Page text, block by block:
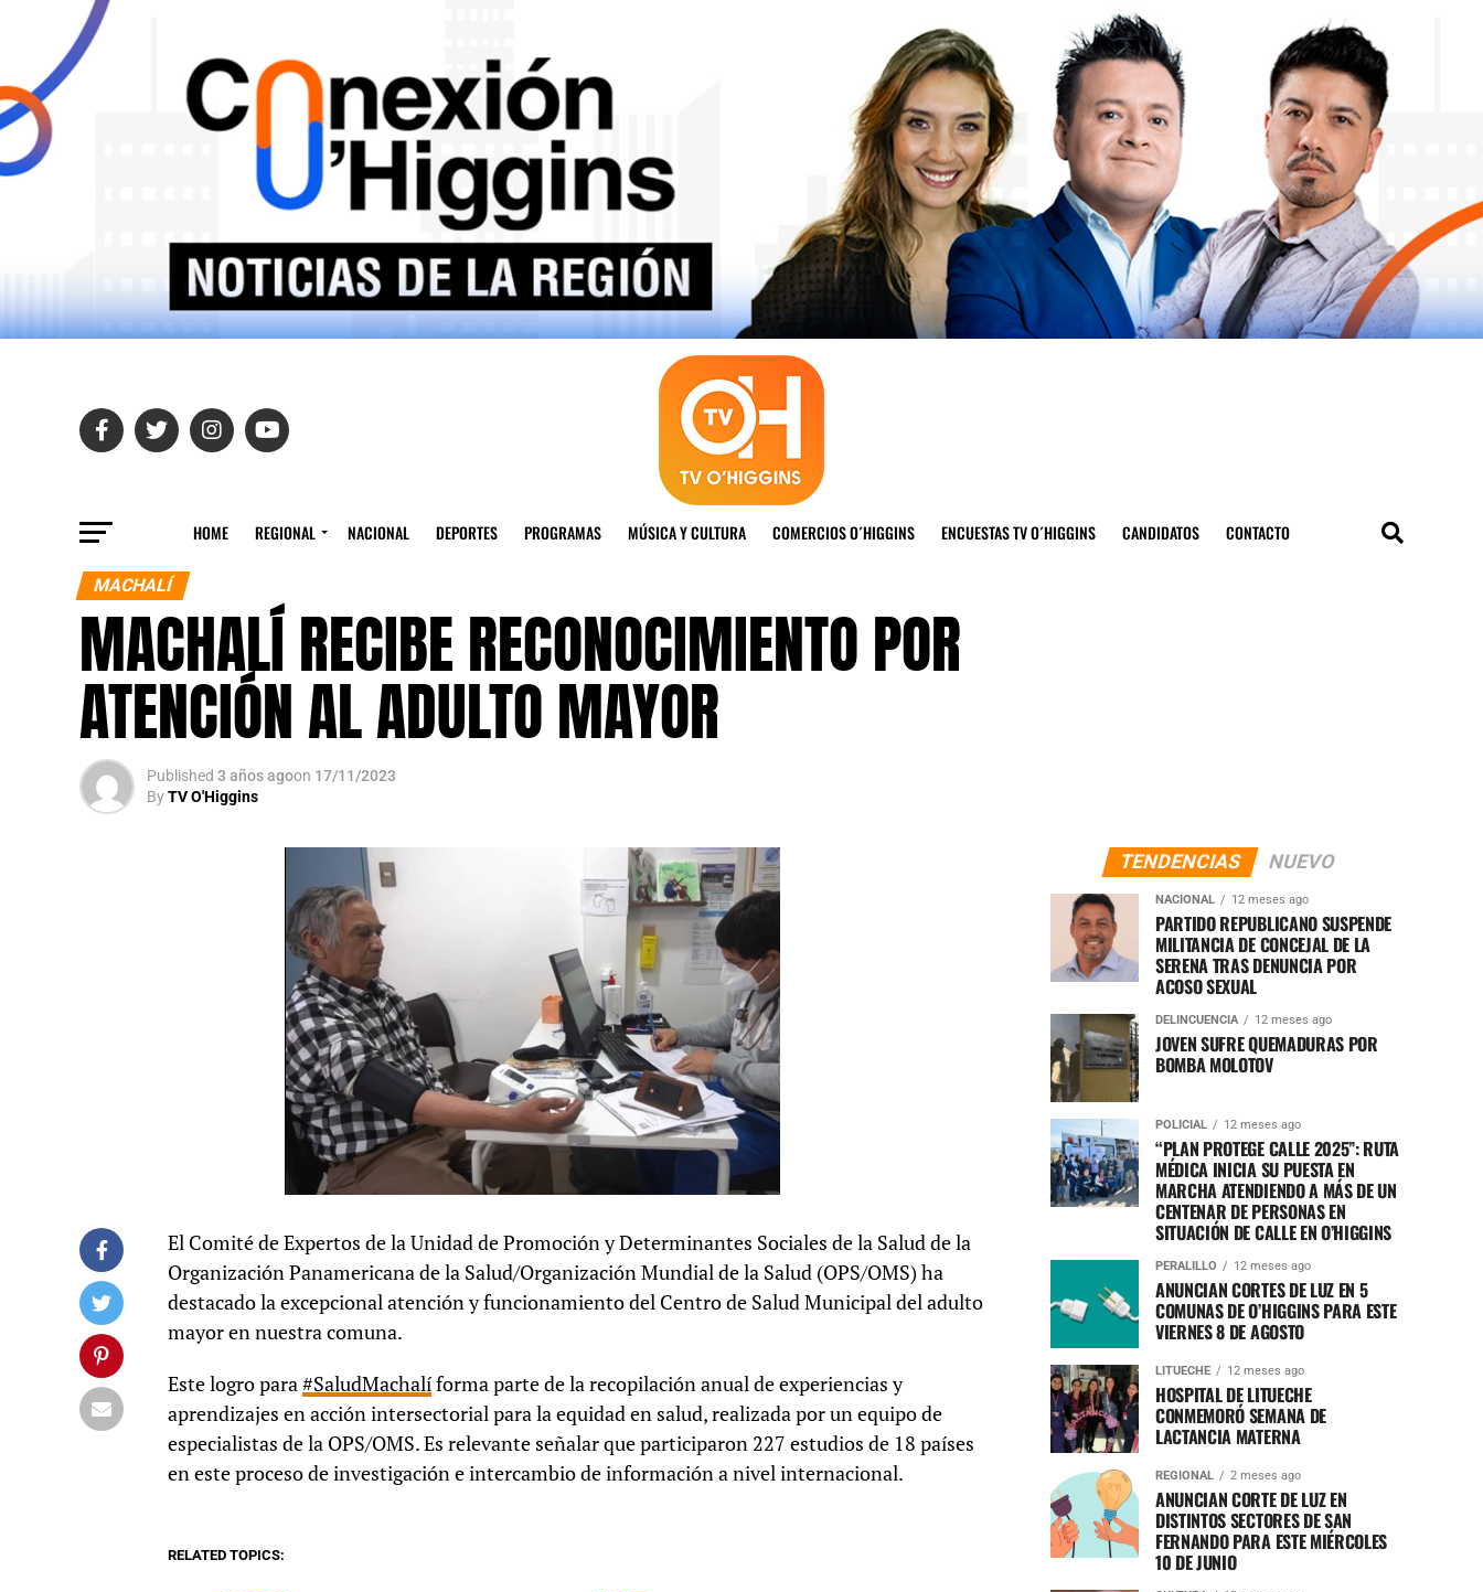
HOME REGIONAL NACIONAL DEPORTES PROGRAMAS MÚSICA Y CULTURA COMERCIOS O´HIGGINS ENCUESTAS TV O´HIGGINS CANDIDATOS CONTACTO
MACHALÍ
MACHALÍ RECIBE RECONOCIMIENTO POR
ATENCIÓN AL ADULTO MAYOR
Published 3 años agoon 17/11/2023
ByTV O'Higgins
El Comité de Expertos de la Unidad de Promoción y Determinantes Sociales de la Salud de la
Organización Panamericana de la Salud/Organización Mundial de la Salud (OPS/OMS) ha
destacado la excepcional atención y funcionamiento del Centro de Salud Municipal del adulto
mayor en nuestra comuna.
Este logro para#SaludMachalíforma parte de la recopilación anual de experiencias y
aprendizajes en acción intersectorial para la equidad en salud, realizada por un equipo de
especialistas de la OPS/OMS. Es relevante señalar que participaron 227 estudios de 18 países
en este proceso de investigación e intercambio de información a nivel internacional.
RELATED TOPICS:
TENDENCIAS NUEVO
NACIONAL 12 meses ago
PARTIDO REPUBLICANO SUSPENDE
MILITANCIA DE CONCEJAL DE LA
SERENA TRAS DENUNCIA POR
ACOSO SEXUAL
DELINCUENCIA 12 meses ago
JOVEN SUFRE QUEMADURAS POR
BOMBA MOLOTOV
POLICIAL 12 meses ago
“PLAN PROTEGE CALLE 2025”: RUTA
MÉDICA INICIA SU PUESTA EN
MARCHA ATENDIENDO A MÁS DE UN
CENTENAR DE PERSONAS EN
SITUACIÓN DE CALLE EN O’HIGGINS
PERALILLO 12 meses ago
ANUNCIAN CORTES DE LUZ EN 5
COMUNAS DE O’HIGGINS PARA ESTE
VIERNES 8 DE AGOSTO
LITUECHE 12 meses ago
HOSPITAL DE LITUECHE
CONMEMORÓ SEMANA DE
LACTANCIA MATERNA
REGIONAL 2 meses ago
ANUNCIAN CORTE DE LUZ EN
DISTINTOS SECTORES DE SAN
FERNANDO PARA ESTE MIÉRCOLES
10 DE JUNIO